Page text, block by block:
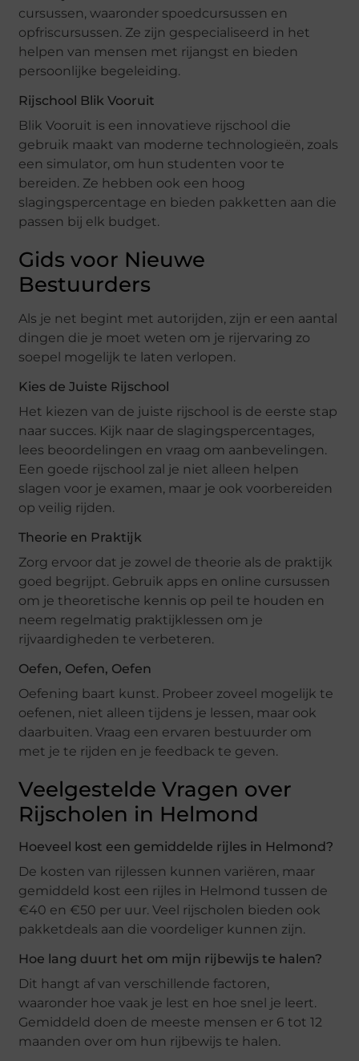
cursussen, waaronder spoedcursussen en
opfriscursussen. Ze zijn gespecialiseerd in het
helpen van mensen met rijangst en bieden
persoonlijke begeleiding.
Rijschool Blik Vooruit
Blik Vooruit is een innovatieve rijschool die
gebruik maakt van moderne technologieën, zoals
een simulator, om hun studenten voor te
bereiden. Ze hebben ook een hoog
slagingspercentage en bieden pakketten aan die
passen bij elk budget.
Gids voor Nieuwe
Bestuurders
Als je net begint met autorijden, zijn er een aantal
dingen die je moet weten om je rijervaring zo
soepel mogelijk te laten verlopen.
Kies de Juiste Rijschool
Het kiezen van de juiste rijschool is de eerste stap
naar succes. Kijk naar de slagingspercentages,
lees beoordelingen en vraag om aanbevelingen.
Een goede rijschool zal je niet alleen helpen
slagen voor je examen, maar je ook voorbereiden
op veilig rijden.
Theorie en Praktijk
Zorg ervoor dat je zowel de theorie als de praktijk
goed begrijpt. Gebruik apps en online cursussen
om je theoretische kennis op peil te houden en
neem regelmatig praktijklessen om je
rijvaardigheden te verbeteren.
Oefen, Oefen, Oefen
Oefening baart kunst. Probeer zoveel mogelijk te
oefenen, niet alleen tijdens je lessen, maar ook
daarbuiten. Vraag een ervaren bestuurder om
met je te rijden en je feedback te geven.
Veelgestelde Vragen over
Rijscholen in Helmond
Hoeveel kost een gemiddelde rijles in Helmond?
De kosten van rijlessen kunnen variëren, maar
gemiddeld kost een rijles in Helmond tussen de
€40 en €50 per uur. Veel rijscholen bieden ook
pakketdeals aan die voordeliger kunnen zijn.
Hoe lang duurt het om mijn rijbewijs te halen?
Dit hangt af van verschillende factoren,
waaronder hoe vaak je lest en hoe snel je leert.
Gemiddeld doen de meeste mensen er 6 tot 12
maanden over om hun rijbewijs te halen.